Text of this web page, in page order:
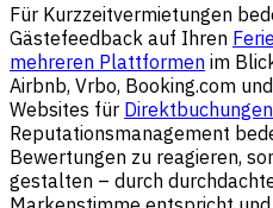
Für Kurzzeitvermietungen
Gästefeedback auf Ihren
mehreren Plattformen im
Airbnb, Vrbo, Booking.com
Websites für Direktbuchungen
Reputationsmanagement
Bewertungen zu reagieren,
gestalten – durch